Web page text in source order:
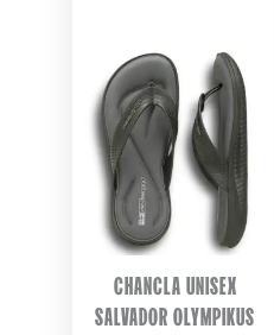
CHANCLA UNISEX
SALVADOR OLYMPIKUS